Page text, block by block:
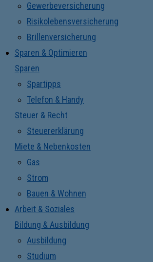
Gewerbeversicherung
Risikolebensversicherung
Brillenversicherung
Sparen & Optimieren
Sparen
Spartipps
Telefon & Handy
Steuer & Recht
Steuererklärung
Miete & Nebenkosten
Gas
Strom
Bauen & Wohnen
Arbeit & Soziales
Bildung & Ausbildung
Ausbildung
Studium